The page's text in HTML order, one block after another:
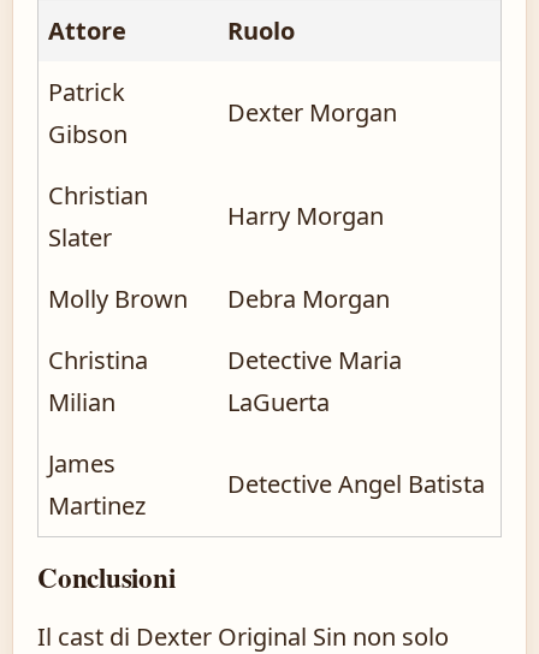
Attore
Ruolo
Patrick
Gibson
Dexter Morgan
Christian
Slater
Harry Morgan
Molly Brown
Debra Morgan
Christina
Milian
Detective Maria
LaGuerta
James
Martinez
Detective Angel Batista
Conclusioni
Il cast di Dexter Original Sin non solo